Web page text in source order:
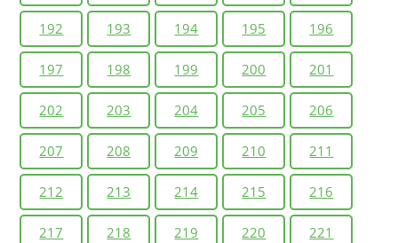
192 193 194 195 196
197 198 199 200 201
202 203 204 205 206
207 208 209 210 211
212 213 214 215 216
217 218 219 220 221